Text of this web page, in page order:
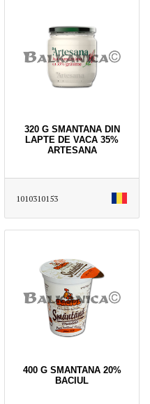
320 G SMANTANA DIN
LAPTE DE VACA 35%
ARTESANA
1010310153
400 G SMANTANA 20%
BACIUL